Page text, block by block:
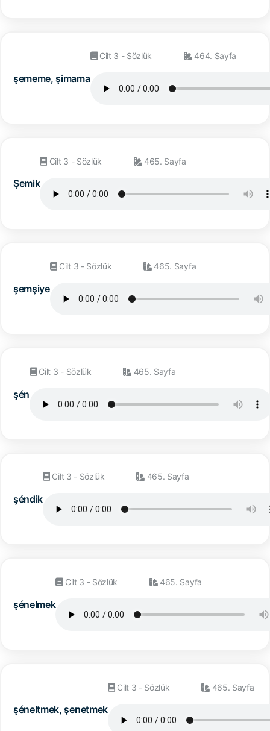
şememe, şimama
Cilt 3 - Sözlük 464. Sayfa
Şemik
Cilt 3 - Sözlük 465. Sayfa
şemşiye
Cilt 3 - Sözlük 465. Sayfa
şén
Cilt 3 - Sözlük 465. Sayfa
şéndik
Cilt 3 - Sözlük 465. Sayfa
şénelmek
Cilt 3 - Sözlük 465. Sayfa
şéneltmek, şenetmek
Cilt 3 - Sözlük 465. Sayfa